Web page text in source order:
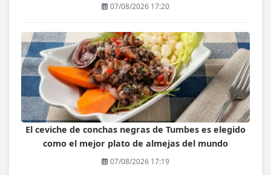
07/08/2026 17:20
El ceviche de conchas negras de Tumbes es elegido
como el mejor plato de almejas del mundo
07/08/2026 17:19